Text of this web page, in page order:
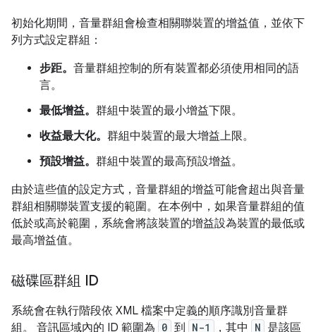
初始化期間，音量群組會檢查相關聯裝置的增益值，並依下
列方式設定群組：
步距。 音量群組控制的所有裝置都必須使用相同的語
言。
最低增益。 群組中裝置的最小增益下限。
收益最大化。 群組中裝置的最大增益上限。
預設增益。 群組中裝置的最高預設增益。
由於這些值的設定方式，音量群組的增益可能會超出與音量
群組相關聯裝置支援的範圍。在本例中，如果音量群組的值
低於或高於範圍，系統會將該裝置的增益設為裝置的最低或
最高增益值。
磁碟區群組 ID
系統會在執行階段依 XML 檔案中定義的順序識別音量群
組。 音訊區域內的 ID 範圍為 0 到 N-1 ，其中 N 是該區